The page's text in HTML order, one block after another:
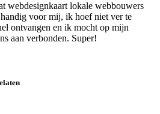
webdesignkaart lokale webbouwers
voor mij, ik hoef niet ver te
ontvangen en ik mocht op mijn
aan verbonden. Super!